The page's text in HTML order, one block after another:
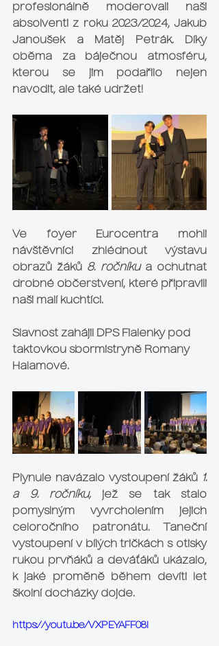
profesionálně moderovali naši
absolventi z roku 2023/2024, Jakub
Janoušek a Matěj Petrák. Díky
oběma za báječnou atmosféru,
kterou se jim podařilo nejen
navodit, ale také udržet!
Ve foyer Eurocentra mohli
návštěvníci zhlédnout výstavu
obrazů žáků 8. ročníku a ochutnat
drobné občerstvení, které připravili
naši malí kuchtíci.
Slavnost zahájil DPS Fialenky pod
taktovkou sbormistryně Romany
Halamové.
Plynule navázalo vystoupení žáků 1.
a 9. ročníku, jež se tak stalo
pomyslným vyvrcholením jejich
celoročního patronátu. Taneční
vystoupení v bílých tričkách s otisky
rukou prvňáků a deváťáků ukázalo,
k jaké proměně během devíti let
školní docházky dojde.
https://youtu.be/VXPEYAFF08I